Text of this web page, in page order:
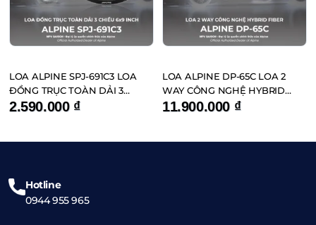
LOA ALPINE SPJ-691C3 LOA
ĐỒNG TRỤC TOÀN DẢI 3
CHIỀU 6×9 INCH
2.590.000 ₫
LOA ALPINE DP-65C LOA 2
WAY CÔNG NGHỆ HYBRID
FIBER
11.900.000 ₫
Hotline
0944 955 965